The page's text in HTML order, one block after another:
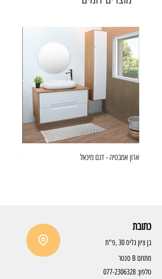
ארון אמבטיה - דגם מיכאל ארון
כתובת
בן ציון גליס 30 ,פ"ת
מתחם B סנטר
טלפון: 077-2306328